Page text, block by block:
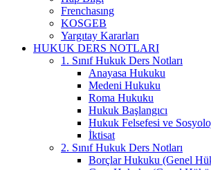
Frenchasıng
KOSGEB
Yargıtay Kararları
HUKUK DERS NOTLARI
1. Sınıf Hukuk Ders Notları
Anayasa Hukuku
Medeni Hukuku
Roma Hukuku
Hukuk Başlangıcı
Hukuk Felsefesi ve
İktisat
2. Sınıf Hukuk Ders Notları
Borçlar Hukuku (Genel